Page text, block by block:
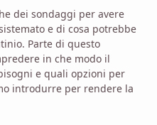
dei sondaggi per avere
e di cosa potrebbe
Parte di questo
in che modo il
e quali opzioni per
introdurre per rendere la